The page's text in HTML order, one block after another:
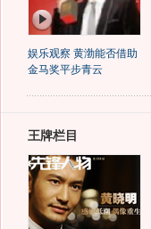
娱乐观察 黄渤能否借助
金马奖平步青云
王牌栏目